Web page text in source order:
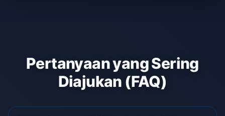
Pertanyaan yang Sering
Diajukan (FAQ)